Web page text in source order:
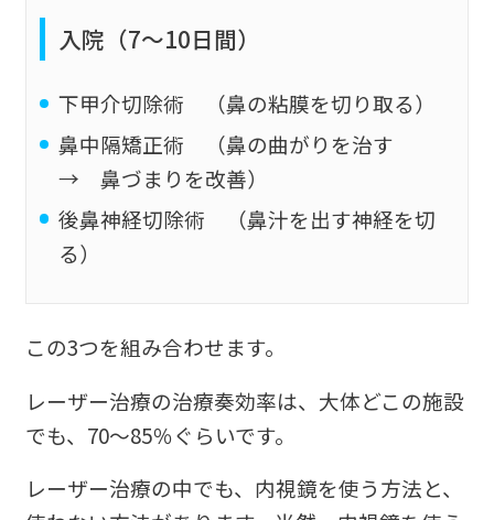
入院（7～10日間）
下甲介切除術 （鼻の粘膜を切り取る）
鼻中隔矯正術 （鼻の曲がりを治す
→ 鼻づまりを改善）
後鼻神経切除術 （鼻汁を出す神経を切
る）
この3つを組み合わせます。
レーザー治療の治療奏効率は、大体どこの施設
でも、70～85％ぐらいです。
レーザー治療の中でも、内視鏡を使う方法と、